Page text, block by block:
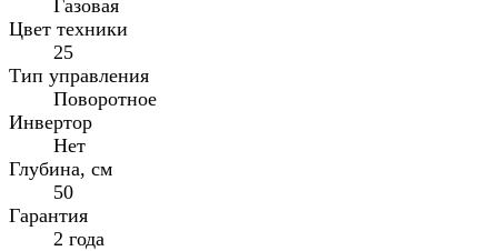
Газовая
Цвет техники
25
Тип управления
Поворотное
Инвертор
Нет
Глубина, см
50
Гарантия
2 года